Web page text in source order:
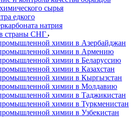
сырья
едкого
натрия
страны СНГ
химии в Азербайджан
химии в Армению
химии в Беларуссию
химии в Казахстан
химии в Кыргызстан
химии в Молдавию
химии в Таджикистан
химии в Туркменистан
химии в Узбекистан